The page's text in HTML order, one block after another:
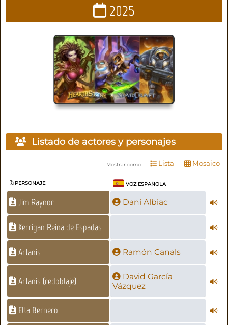
2025
Listado de actores y personajes
Mostrar como Lista Mosaico
PERSONAJE VOZ ESPAÑOLA
Jim Raynor Dani Albiac
Kerrigan Reina de Espadas
Artanis Ramón Canals
Artanis (redoblaje)
David García
Vázquez
Elta Bernero